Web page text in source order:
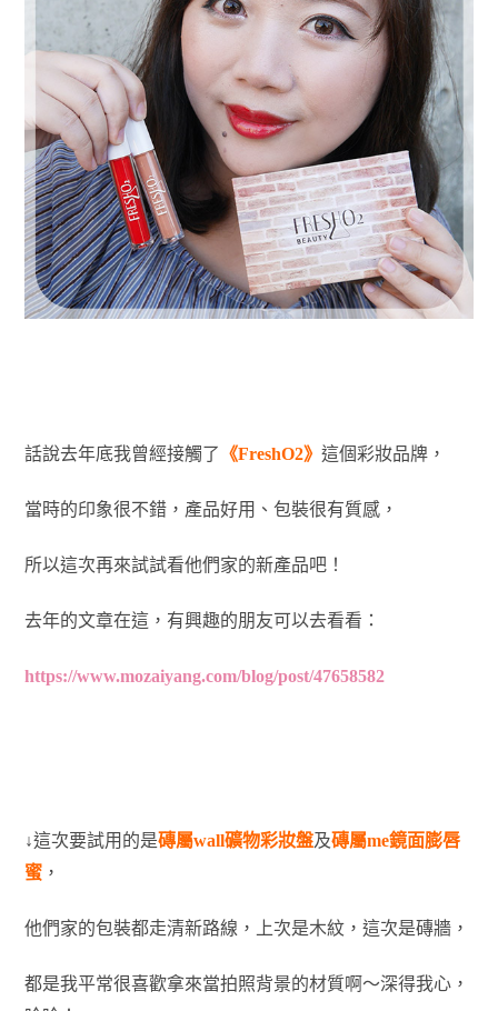
話說去年底我曾經接觸了 《FreshO2》 這個彩妝品牌，
當時的印象很不錯，產品好用、包裝很有質感，
所以這次再來試試看他們家的新產品吧！
去年的文章在這，有興趣的朋友可以去看看：
https://www.mozaiyang.com/blog/post/47658582
↓這次要試用的是磚屬wall礦物彩妝盤及磚屬me鏡面膨唇
蜜，
他們家的包裝都走清新路線，上次是木紋，這次是磚牆，
都是我平常很喜歡拿來當拍照背景的材質啊～深得我心，